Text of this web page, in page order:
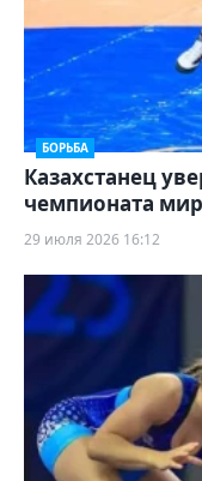
БОРЬБА
Казахстанец
чемпионата
29 июля 2026 16:12